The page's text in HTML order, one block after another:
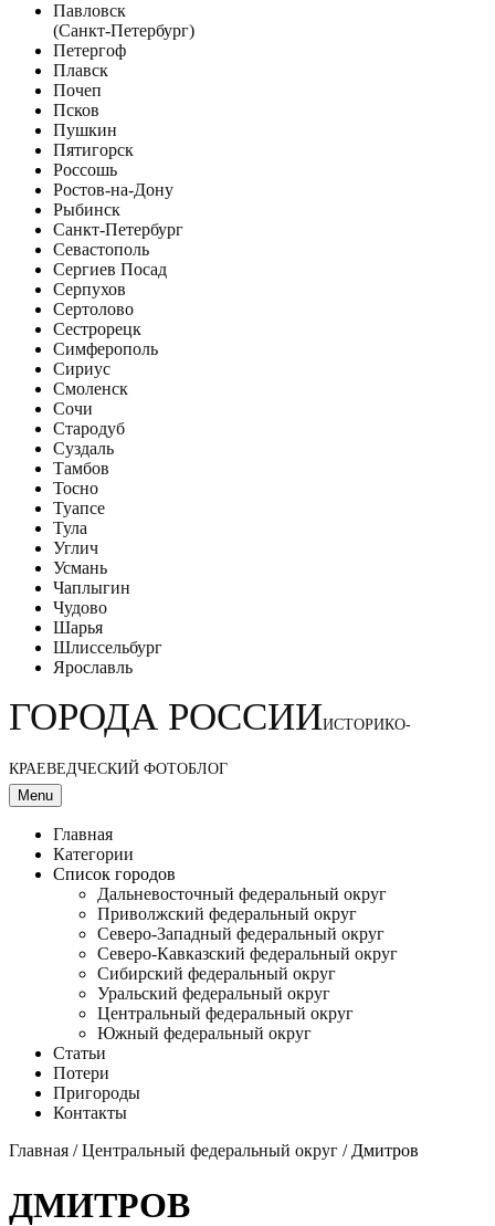
Павловск
(Санкт-Петербург)
Петергоф
Плавск
Почеп
Псков
Пушкин
Пятигорск
Россошь
Ростов-на-Дону
Рыбинск
Санкт-Петербург
Севастополь
Сергиев Посад
Серпухов
Сертолово
Сестрорецк
Симферополь
Сириус
Смоленск
Сочи
Стародуб
Суздаль
Тамбов
Тосно
Туапсе
Тула
Углич
Усмань
Чаплыгин
Чудово
Шарья
Шлиссельбург
Ярославль
ГОРОДА РОССИИИСТОРИКО-
КРАЕВЕДЧЕСКИЙ ФОТОБЛОГ
Menu
Главная
Категории
Список городов
Дальневосточный федеральный округ
Приволжский федеральный округ
Северо-Западный федеральный округ
Северо-Кавказский федеральный округ
Сибирский федеральный округ
Уральский федеральный округ
Центральный федеральный округ
Южный федеральный округ
Статьи
Потери
Пригороды
Контакты
Главная /Центральный федеральный округ / Дмитров
ДМИТРОВ